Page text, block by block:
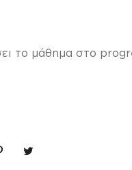
το μάθημα στο